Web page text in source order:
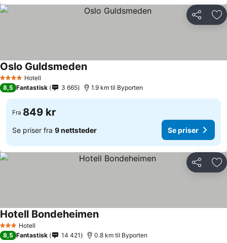
Del
4 StjernerHotell
Oslo Guldsmeden
8,5 Fantastisk 3 665 1.9 km til Byporten
Fra 849 kr
Se priser fra 9 nettsteder Se priser
Del
3 StjernerHotell
Hotell Bondeheimen
8,5 Fantastisk 14 421 0.8 km til Byporten